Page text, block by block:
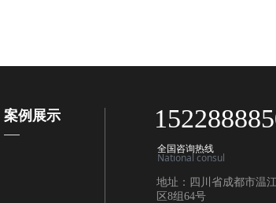
案例展示
全国咨询热线
National consul
地址： 四川省成都市温
区8组64号